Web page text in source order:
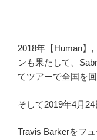
2018年【Human】
ンも果たして、
てツアーで全国を回
そして2019年4月
Travis Barkerをフ